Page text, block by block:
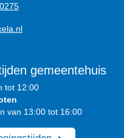
gemeentehuis
tot 12:00
van 13:00 tot 16:00